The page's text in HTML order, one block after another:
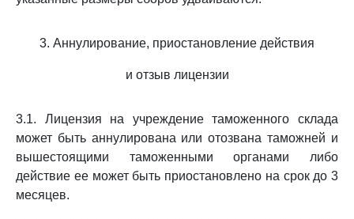
3. Аннулирование, приостановление действия
и отзыв лицензии
3.1. Лицензия на учреждение таможенного склада
может быть аннулирована или отозвана таможней и
вышестоящими таможенными органами либо
действие ее может быть приостановлено на срок до 3
месяцев.